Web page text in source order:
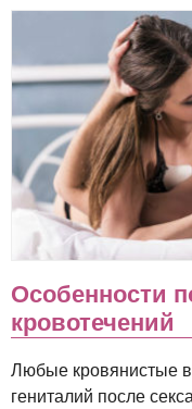
Особенности
кровотечений
Любые кровянистые
гениталий после